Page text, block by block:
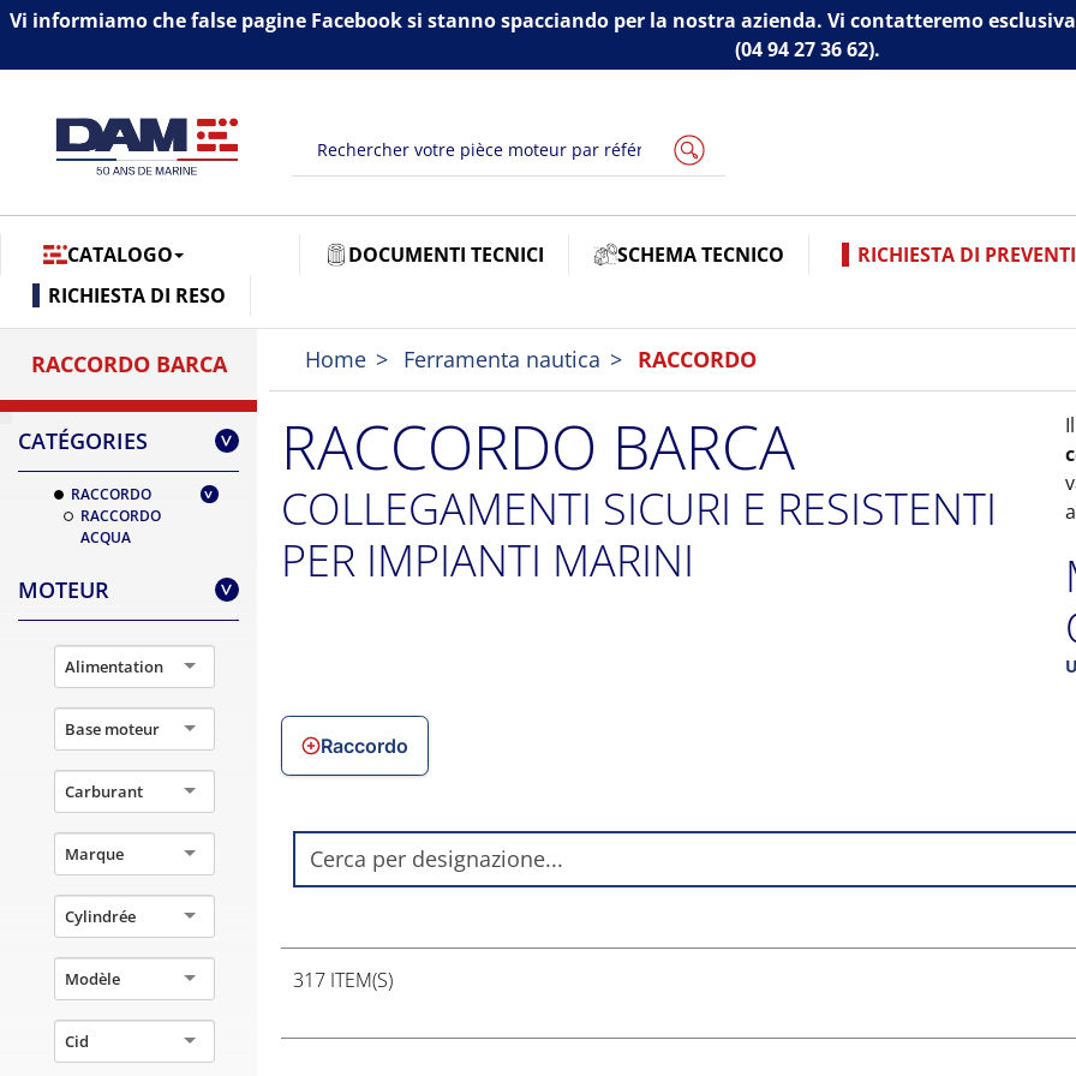
Vi informiamo che false pagine Facebook si stanno spacciando per la nostra azienda. Vi contatteremo
(04 94 27 36 62).
CATALOGO DOCUMENTI TECNICI SCHEMA TECNICO
RICHIESTA DI
RICHIESTA DI RESO
RACCORDO BARCA
CATÉGORIES >
RACCORDO
RACCORDO
ACQUA
MOTEUR >
Alimentation
Base moteur
Carburant
Marque
Cylindrée
Modèle
Cid
Home Ferramenta nautica RACCORDO
RACCORDO BARCA
COLLEGAMENTI SICURI E RESISTENTI
PER IMPIANTI MARINI
Il
Raccordo
317 ITEM(S)